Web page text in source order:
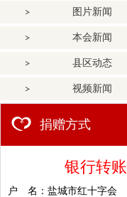
图片新闻
本会新闻
县区动态
视频新闻
捐赠方式
银行转账
户 名：盐城市红十字会